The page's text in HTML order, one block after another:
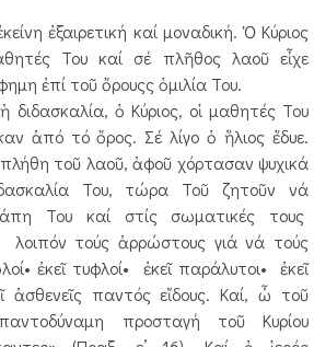
ἐξαιρετική καί μοναδική. Ὁ Κύριος
Του καί σέ πλῆθος λαοῦ εἶχε
ἐπί τοῦ ὄρουςς ὁμιλία Του.
ὁ Κύριος, οἱ μαθητές Του
ἀπό τό ὄρος. Σέ λίγο ὁ ἥλιος ἔδυε.
τοῦ λαοῦ, ἀφοῦ χόρτασαν ψυχικά
Του, τώρα Τοῦ ζητοῦν νά
Του καί στίς σωματικές τους
λοιπόν τούς ἀρρώστους γιά νά τούς
ἐκεῖ τυφλοί• ἐκεῖ παράλυτοι• ἐκεῖ
ἀσθενεῖς παντός εἴδους. Καί, ὦ τοῦ
προσταγή τοῦ Κυρίου